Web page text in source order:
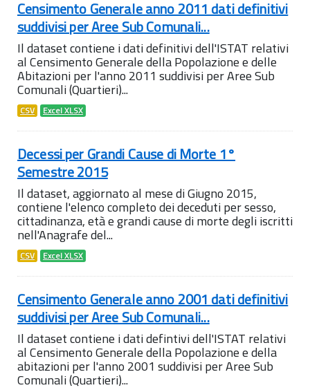
Censimento Generale anno 2011 dati definitivi
suddivisi per Aree Sub Comunali...
Il dataset contiene i dati definitivi dell'ISTAT relativi
al Censimento Generale della Popolazione e delle
Abitazioni per l'anno 2011 suddivisi per Aree Sub
Comunali (Quartieri)...
CSV Excel XLSX
Decessi per Grandi Cause di Morte 1°
Semestre 2015
Il dataset, aggiornato al mese di Giugno 2015,
contiene l'elenco completo dei deceduti per sesso,
cittadinanza, età e grandi cause di morte degli iscritti
nell'Anagrafe del...
CSV Excel XLSX
Censimento Generale anno 2001 dati definitivi
suddivisi per Aree Sub Comunali...
Il dataset contiene i dati defintivi dell'ISTAT relativi
al Censimento Generale della Popolazione e della
abitazioni per l'anno 2001 suddivisi per Aree Sub
Comunali (Quartieri)...